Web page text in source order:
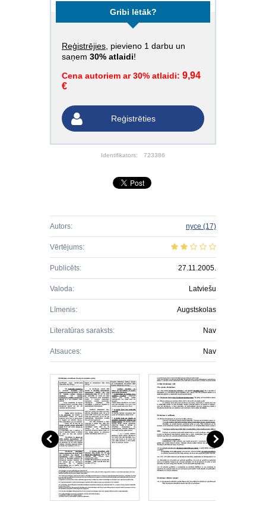
Gribi lētāk?
Reģistrējies , pievieno 1 darbu un
saņem 30% atlaidi!
Cena autoriem ar 30% atlaidi: 9,94
€
Reģistrēties
Identifikators: 723386
Autors: nyce (17)
Vērtējums:
Publicēts: 27.11.2005.
Valoda: Latviešu
Līmenis: Augstskolas
Literatūras saraksts: Nav
Atsauces: Nav